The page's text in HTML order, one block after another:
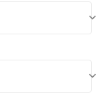
keyboard_arrow_down
keyboard_arrow_down